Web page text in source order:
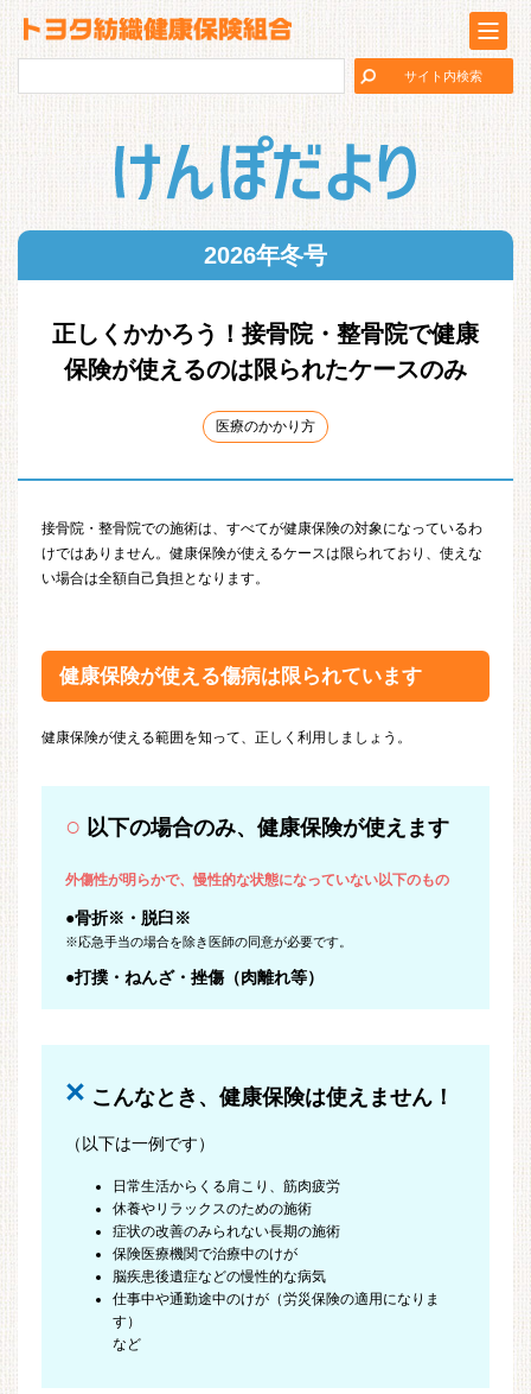
2026年冬号
正しくかかろう！接骨院・整骨院で健康
保険が使えるのは限られたケースのみ
医療のかかり方
接骨院・整骨院での施術は、すべてが健康保険の対象になっているわ
けではありません。健康保険が使えるケースは限られており、使えな
い場合は全額自己負担となります。
健康保険が使える傷病は限られています
健康保険が使える範囲を知って、正しく利用しましょう。
○ 以下の場合のみ、健康保険が使えます
外傷性が明らかで、慢性的な状態になっていない以下のもの
●骨折※・脱臼※
※応急手当の場合を除き医師の同意が必要です。
●打撲・ねんざ・挫傷（肉離れ等）
× こんなとき、健康保険は使えません！
（以下は一例です）
日常生活からくる肩こり、筋肉疲労
休養やリラックスのための施術
症状の改善のみられない長期の施術
保険医療機関で治療中のけが
脳疾患後遺症などの慢性的な病気
仕事中や通勤途中のけが（労災保険の適用になりま
す）
など